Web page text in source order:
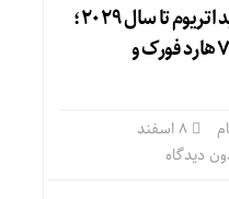
نقشه راه جدید اتریوم تا سال ۲۰۲۹؛
برنامه‌ریزی برای ۷ هارد فورک و
دیدگاه